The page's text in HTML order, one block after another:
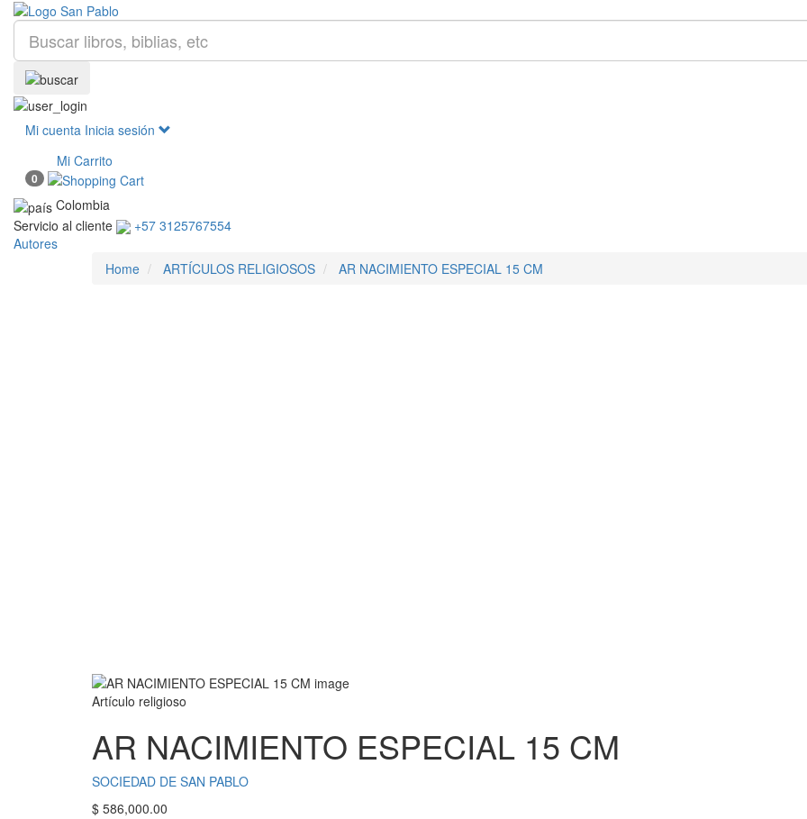
Mi cuenta Inicia sesión
Mi Carrito
0
Colombia
Servicio al cliente
+57 3125767554
Autores
Home
ARTÍCULOS RELIGIOSOS AR NACIMIENTO ESPECIAL 15 CM
Artículo religioso
AR NACIMIENTO ESPECIAL 15 CM
SOCIEDAD DE SAN PABLO
$ 586,000.00